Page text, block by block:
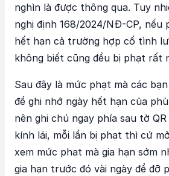
nghìn là được thông qua. Tuy
nghị định 168/2024/NĐ-CP, nếu
hết hạn cả trường hợp cố tình
không biết cũng đều bị phạt rất
Sau đây là mức phạt mà các
để ghi nhớ ngày hết hạn của
nên ghi chú ngay phía sau tờ
kính lái, mỗi lần bị phạt thì cứ
xem mức phạt mà gia hạn sớm
gia hạn trước đó vài ngày để đỡ